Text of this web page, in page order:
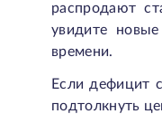
распродают
увидите
времени.
Если дефицит
подтолкнуть